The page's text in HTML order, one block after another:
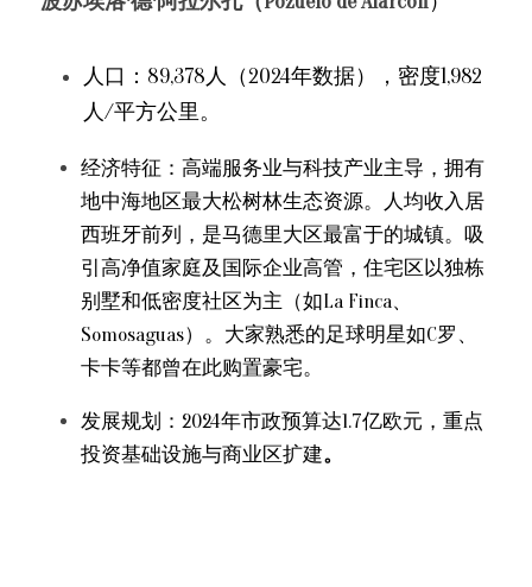
人口：89,378人（2024年数据），密度1,982
人/平方公里。
经济特征：高端服务业与科技产业主导，拥有
地中海地区最大松树林生态资源。人均收入居
西班牙前列，是马德里大区最富于的城镇。吸
引高净值家庭及国际企业高管，住宅区以独栋
别墅和低密度社区为主（如La Finca、
Somosaguas）。大家熟悉的足球明星如C罗、
卡卡等都曾在此购置豪宅。
发展规划：2024年市政预算达1.7亿欧元，重点
投资基础设施与商业区扩建。